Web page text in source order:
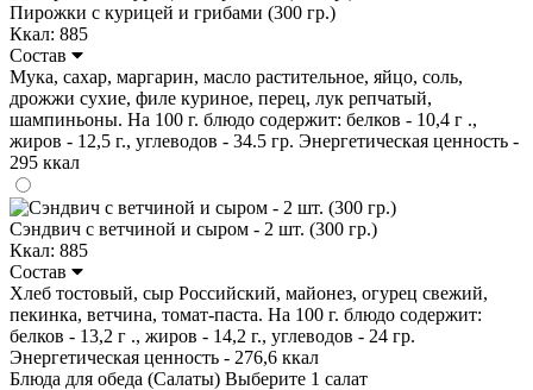
Пирожки с курицей и грибами (300 гр.)
Ккал: 885
Состав
Мука, сахар, маргарин, масло растительное, яйцо, соль,
дрожжи сухие, филе куриное, перец, лук репчатый,
шампиньоны. На 100 г. блюдо содержит: белков - 10,4 г .,
жиров - 12,5 г., углеводов - 34.5 гр. Энергетическая ценность -
295 ккал
Сэндвич с ветчиной и сыром - 2 шт. (300 гр.)
Ккал: 885
Состав
Хлеб тостовый, сыр Российский, майонез, огурец свежий,
пекинка, ветчина, томат-паста. На 100 г. блюдо содержит:
белков - 13,2 г ., жиров - 14,2 г., углеводов - 24 гр.
Энергетическая ценность - 276,6 ккал
Блюда для обеда (Салаты) Выберите 1 салат